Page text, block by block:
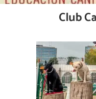
Club